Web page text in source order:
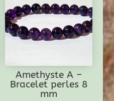
Amethyste A –
Bracelet perles 8
mm